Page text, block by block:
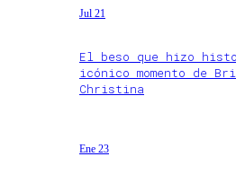
Jul 21
El beso que hizo
icónico momento de
Christina
Ene 23